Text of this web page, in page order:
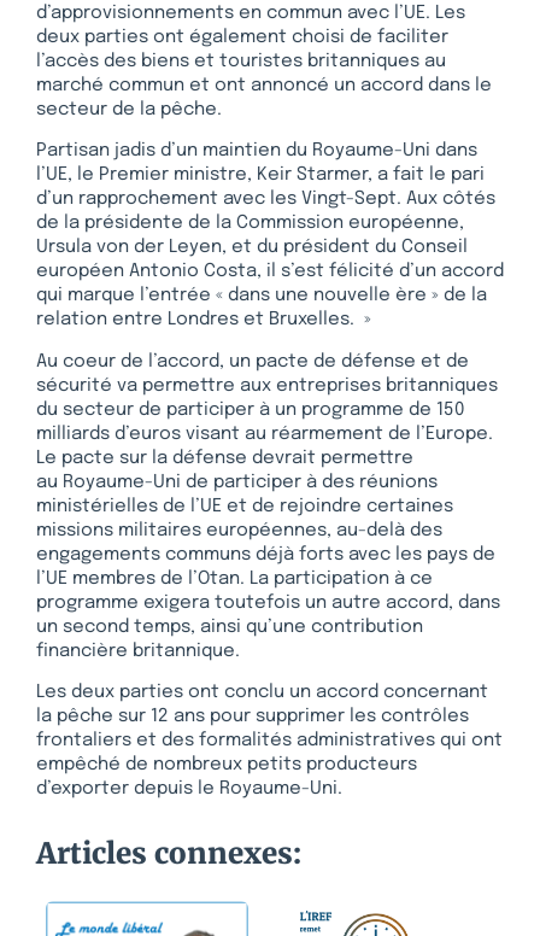
d’approvisionnements en commun avec l’UE. Les
deux parties ont également choisi de faciliter
l’accès des biens et touristes britanniques au
marché commun et ont annoncé un accord dans le
secteur de la pêche.
Partisan jadis d’un maintien du Royaume-Uni dans
l’UE, le Premier ministre, Keir Starmer, a fait le pari
d’un rapprochement avec les Vingt-Sept. Aux côtés
de la présidente de la Commission européenne,
Ursula von der Leyen, et du président du Conseil
européen Antonio Costa, il s’est félicité d’un accord
qui marque l’entrée « dans une nouvelle ère » de la
relation entre Londres et Bruxelles. »
Au coeur de l’accord, un pacte de défense et de
sécurité va permettre aux entreprises britanniques
du secteur de participer à un programme de 150
milliards d’euros visant au réarmement de l’Europe.
Le pacte sur la défense devrait permettre
au Royaume-Uni de participer à des réunions
ministérielles de l’UE et de rejoindre certaines
missions militaires européennes, au-delà des
engagements communs déjà forts avec les pays de
l’UE membres de l’Otan. La participation à ce
programme exigera toutefois un autre accord, dans
un second temps, ainsi qu’une contribution
financière britannique.
Les deux parties ont conclu un accord concernant
la pêche sur 12 ans pour supprimer les contrôles
frontaliers et des formalités administratives qui ont
empêché de nombreux petits producteurs
d’exporter depuis le Royaume-Uni.
Articles connexes: